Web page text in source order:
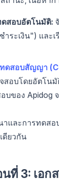
สอบอัตโนมัติ:
ำระเงิน") และ
ดสอบสัญญา
สอบโดยอัตโน
บของ Apidog
และการทดสอ
ยวกัน
ที่ 3: เอก